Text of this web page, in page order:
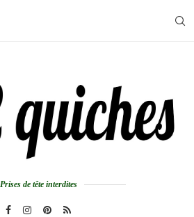
Prises de tête interdites